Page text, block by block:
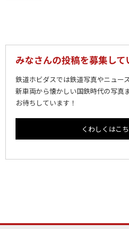
みなさんの投稿を募集して
鉄道ホビダスでは鉄道写真やニュー
新車両から懐かしい国鉄時代の写真
お待ちしています！
くわしくはこ